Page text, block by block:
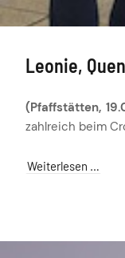
Leonie,
(Pfaffstätten,
zahlreich beim
Weiterlesen …